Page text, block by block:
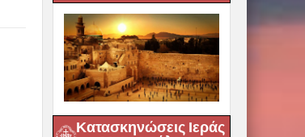
Κατασκηνώσεις Ιεράς